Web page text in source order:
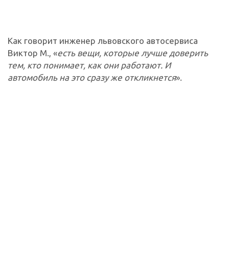
Как говорит инженер львовского автосервиса
Виктор М., «есть вещи, которые лучше доверить
тем, кто понимает, как они работают. И
автомобиль на это сразу же откликнется».